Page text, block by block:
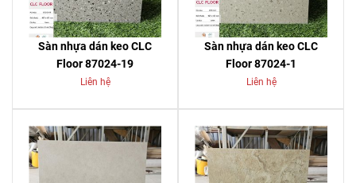
Sàn nhựa dán keo CLC
Floor 87024-19
Liên hệ
Sàn nhựa dán keo CLC
Floor 87024-1
Liên hệ